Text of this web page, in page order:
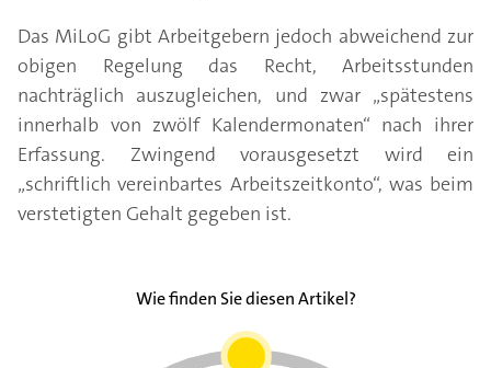
Das MiLoG gibt Arbeitgebern jedoch abweichend zur
obigen Regelung das Recht, Arbeitsstunden
nachträglich auszugleichen, und zwar „spätestens
innerhalb von zwölf Kalendermonaten“ nach ihrer
Erfassung. Zwingend vorausgesetzt wird ein
„schriftlich vereinbartes Arbeitszeitkonto“, was beim
verstetigten Gehalt gegeben ist.
Wie finden Sie diesen Artikel?